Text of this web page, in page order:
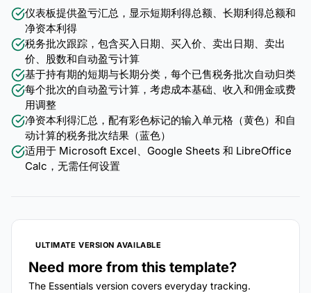
仪表板提供盈亏汇总，显示短期利得总额、长期利得总额和
净资本利得
税务批次跟踪，包含买入日期、买入价、卖出日期、卖出
价、股数和自动盈亏计算
基于持有期的短期与长期分类，每个已售税务批次自动归类
每个批次的自动盈亏计算，考虑成本基础、收入和佣金或费
用调整
净资本利得汇总，配有彩色标记的输入单元格（黄色）和自
动计算的税务批次结果（蓝色）
适用于 Microsoft Excel、Google Sheets 和 LibreOffice
Calc，无需任何设置
ULTIMATE VERSION AVAILABLE
Need more from this template?
The Essentials version covers everyday tracking.